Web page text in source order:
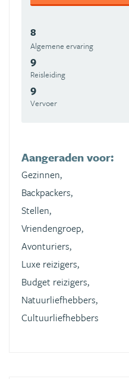
8
Algemene ervaring
9
Reisleiding
9
Vervoer
Aangeraden voor:
Gezinnen,
Backpackers,
Stellen,
Vriendengroep,
Avonturiers,
Luxe reizigers,
Budget reizigers,
Natuurliefhebbers,
Cultuurliefhebbers